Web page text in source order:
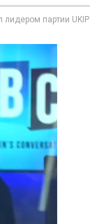
лидером партии UKIP